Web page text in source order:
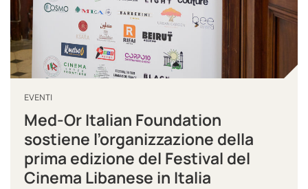
EVENTI
Med-Or Italian Foundation
sostiene l’organizzazione della
prima edizione del Festival del
Cinema Libanese in Italia